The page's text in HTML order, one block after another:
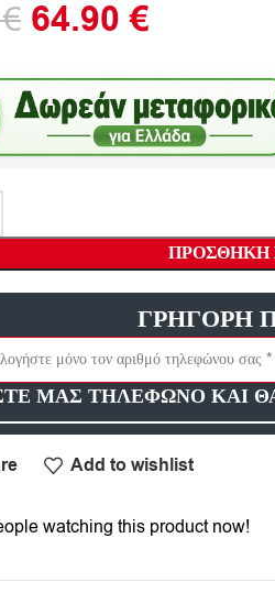
€ 64.90€
ΠΡΟΣΘΉΚΗ
ΓΡΗΓΟΡΗ
ΜΑΣ ΤΗΛΕΦΩΝΟ ΚΑΙ
Add to wishlist
watching this product now!